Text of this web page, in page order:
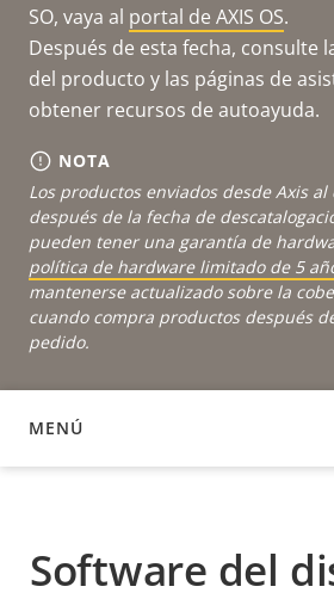
SO, vaya al portal de AXIS OS.
Después de esta fecha, consulte
del producto y las páginas de
obtener recursos de autoayuda.
NOTA
Los productos enviados desde Axis
después de la fecha de
pueden tener una garantía de
política de hardware limitado de 5
mantenerse actualizado sobre la
cuando compra productos después
pedido.
MENÚ
SOFTWARE DEL DISPOSITIVO
Software del